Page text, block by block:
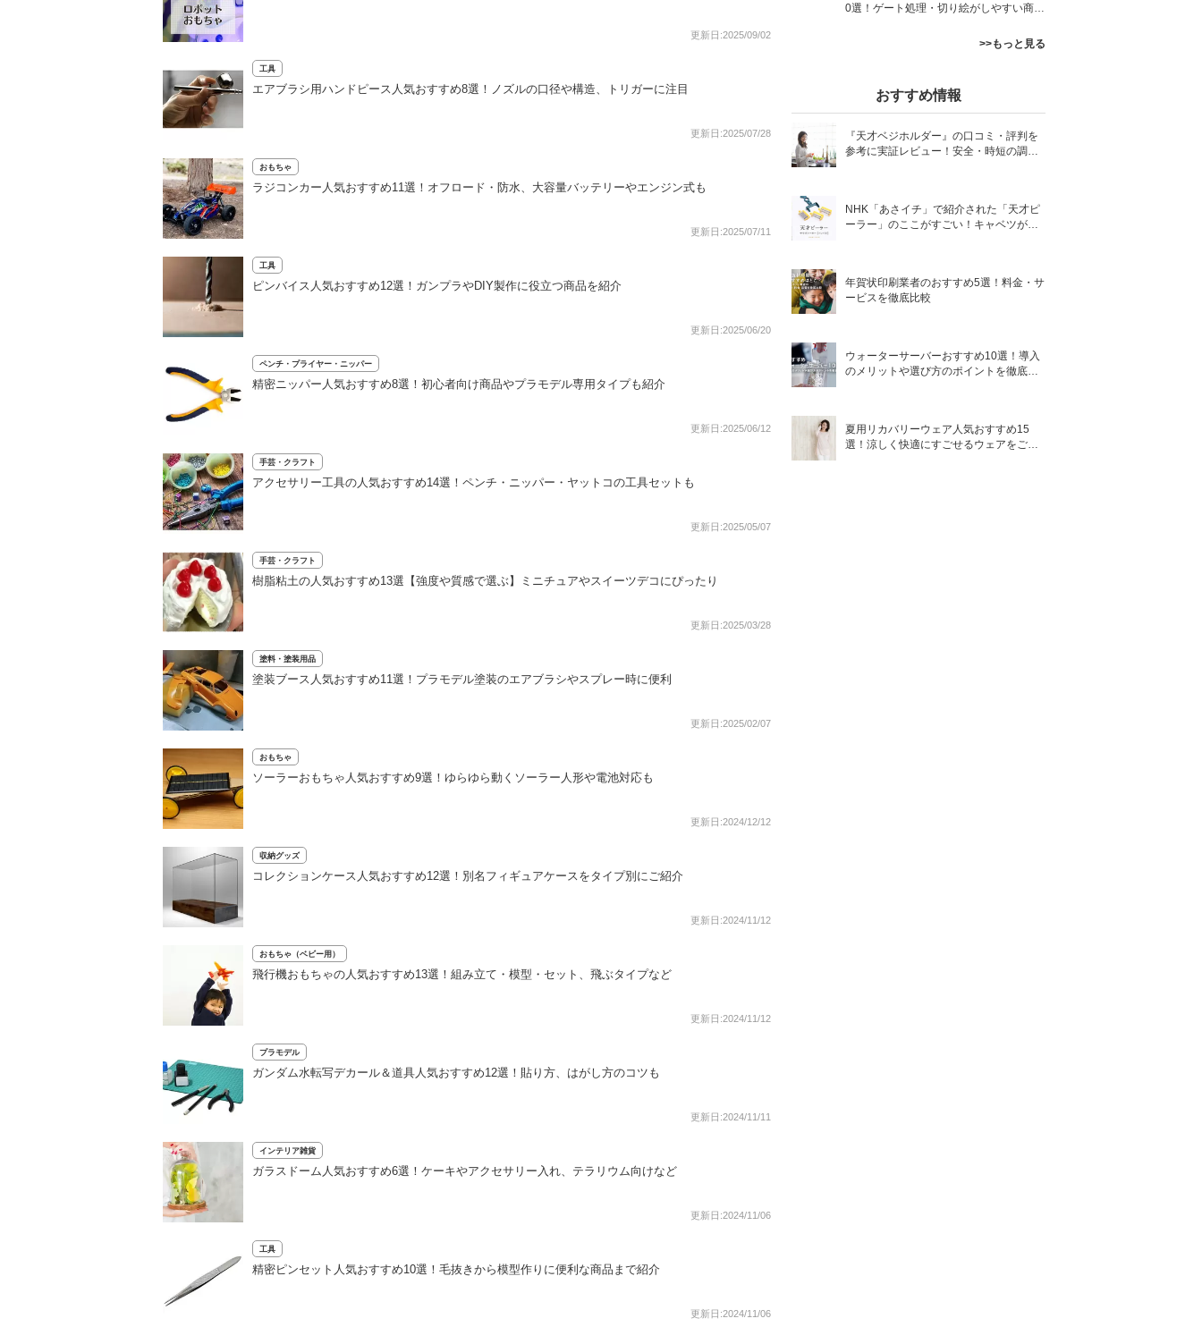
更新日:2025/09/02
工具
エアブラシ用ハンドピース人気おすすめ8選！ノズルの口径や構造、トリガーに注目
更新日:2025/07/28
おもちゃ
ラジコンカー人気おすすめ11選！オフロード・防水、大容量バッテリーやエンジン式も
更新日:2025/07/11
工具
ピンバイス人気おすすめ12選！ガンプラやDIY製作に役立つ商品を紹介
更新日:2025/06/20
ペンチ・プライヤー・ニッパー
精密ニッパー人気おすすめ8選！初心者向け商品やプラモデル専用タイプも紹介
更新日:2025/06/12
手芸・クラフト
アクセサリー工具の人気おすすめ14選！ペンチ・ニッパー・ヤットコの工具セットも
更新日:2025/05/07
手芸・クラフト
樹脂粘土の人気おすすめ13選【強度や質感で選ぶ】ミニチュアやスイーツデコにぴったり
更新日:2025/03/28
塗料・塗装用品
塗装ブース人気おすすめ11選！プラモデル塗装のエアブラシやスプレー時に便利
更新日:2025/02/07
おもちゃ
ソーラーおもちゃ人気おすすめ9選！ゆらゆら動くソーラー人形や電池対応も
更新日:2024/12/12
収納グッズ
コレクションケース人気おすすめ12選！別名フィギュアケースをタイプ別にご紹介
更新日:2024/11/12
おもちゃ（ベビー用）
飛行機おもちゃの人気おすすめ13選！組み立て・模型・セット、飛ぶタイプなど
更新日:2024/11/12
プラモデル
ガンダム水転写デカール＆道具人気おすすめ12選！貼り方、はがし方のコツも
更新日:2024/11/11
インテリア雑貨
ガラスドーム人気おすすめ6選！ケーキやアクセサリー入れ、テラリウム向けなど
更新日:2024/11/06
工具
精密ピンセット人気おすすめ10選！毛抜きから模型作りに便利な商品まで紹介
更新日:2024/11/06
0選！ゲート処理・切り絵がしやすい商品
>>もっと見る
おすすめ情報
『天才ベジホルダー』の口コミ・評判を
参考に実証レビュー！安全・時短の調理
NHK「あさイチ」で紹介された「天才ピ
ーラー」のここがすごい！キャベツがほ
年賀状印刷業者のおすすめ5選！料金・サ
ービスを徹底比較
ウォーターサーバーおすすめ10選！導入
のメリットや選び方のポイントを徹底解
夏用リカバリーウェア人気おすすめ15
選！涼しく快適にすごせるウェアをご紹